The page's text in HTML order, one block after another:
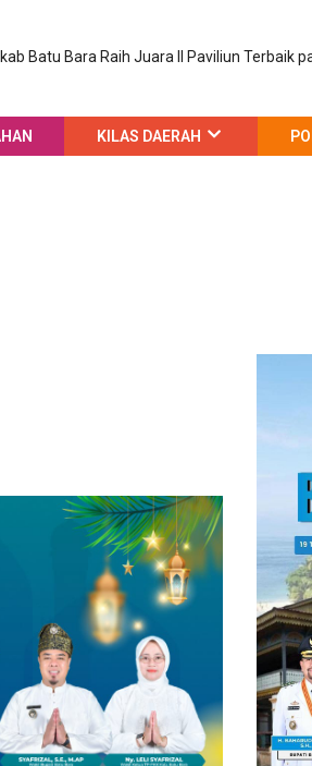
Batu Bara Raih Juara II Paviliun Terbaik
KILAS DAERAH